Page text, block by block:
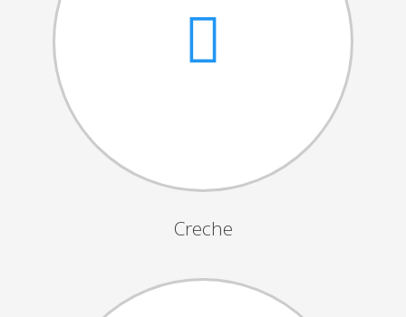
Dia do Pai
Festejos da Páscoa
Dia da Mãe
Dia Mundial da Criança
Marchas Populares
Dia de S.Martinho
Creche